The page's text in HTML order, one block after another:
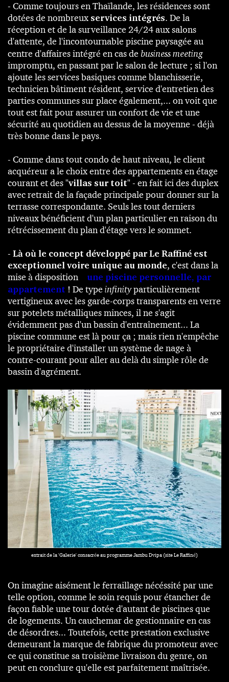
- Comme toujours en Thaïlande, les résidences sont
dotées de nombreux services intégrés. De la
réception et de la surveillance 24/24 aux salons
d'attente, de l'incontournable piscine paysagée au
centre d'affaires intégré en cas de business meeting
impromptu, en passant par le salon de lecture ; si l'on
ajoute les services basiques comme blanchisserie,
technicien bâtiment résident, service d'entretien des
parties communes sur place également,... on voit que
tout est fait pour assurer un confort de vie et une
sécurité au quotidien au dessus de la moyenne - déjà
très bonne dans le pays.
- Comme dans tout condo de haut niveau, le client
acquéreur a le choix entre des appartements en étage
courant et des "villas sur toit" - en fait ici des duplex
avec retrait de la façade principale pour donner sur la
terrasse correspondante. Seuls les tout derniers
niveaux bénéficient d'un plan particulier en raison du
rétrécissement du plan d'étage vers le sommet.
- Là où le concept développé par Le Raffiné est
exceptionnel voire unique au monde, c'est dans la
mise à disposition
une piscine personnelle, par
appartement ! De type infinityparticulièrement
vertigineux avec les garde-corps transparents en verre
sur potelets métalliques minces, il ne s'agit
évidemment pas d'un bassin d'entraînement... La
piscine commune est là pour ça ; mais rien n'empêche
le propriétaire d'installer un système de nage à
contre-courant pour aller au delà du simple rôle de
bassin d'agrément.
extrait de la 'Galerie' consacrée au programme Jambu Dvipa (site Le Raffiné)
On imagine aisément le ferraillage nécéssité par une
telle option, comme le soin requis pour étancher de
façon fiable une tour dotée d'autant de piscines que
de logements. Un cauchemar de gestionnaire en cas
de désordres... Toutefois, cette prestation exclusive
demeurant la marque de fabrique du promoteur avec
ce qui constitue sa troisième livraison du genre, on
peut en conclure qu'elle est parfaitement maîtrisée.